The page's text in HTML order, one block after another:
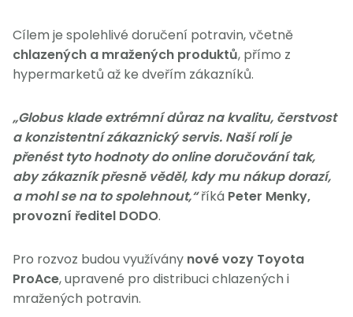
Cílem je spolehlivé doručení potravin, včetně
chlazených a mražených produktů, přímo z
hypermarketů až ke dveřím zákazníků.
„Globus klade extrémní důraz na kvalitu, čerstvost
a konzistentní zákaznický servis. Naší rolí je
přenést tyto hodnoty do online doručování tak,
aby zákazník přesně věděl, kdy mu nákup dorazí,
a mohl se na to spolehnout,“ říká Peter Menky,
provozní ředitel DODO.
Pro rozvoz budou využívány nové vozy Toyota
ProAce, upravené pro distribuci chlazených i
mražených potravin.